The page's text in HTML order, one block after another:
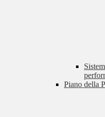
Piano della